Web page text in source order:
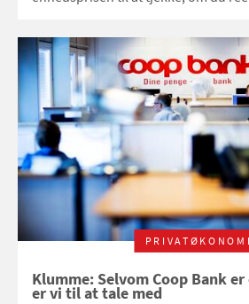
PRIVATØKONOMI
Klumme: Selvom Coop Bank
er vi til at tale med